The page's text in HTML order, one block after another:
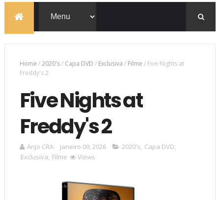
Home /2020's/ Capa DVD / Exclusiva / Filme / Five Nights at
Freddy's 2
Five Nights at
Freddy's 2
Anjo CRA janeiro 09, 2026 2020's, Capa DVD,
Exclusiva, Filme Views